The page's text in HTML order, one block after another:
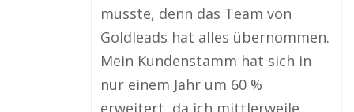
musste, denn das Team von
Goldleads hat alles übernommen.
Mein Kundenstamm hat sich in
nur einem Jahr um 60 %
erweitert, da ich mittlerweile